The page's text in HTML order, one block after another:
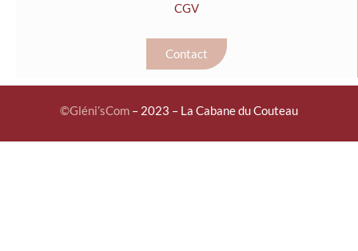
CGV
Contact
©Gléni’sCom – 2023 – La Cabane du Couteau